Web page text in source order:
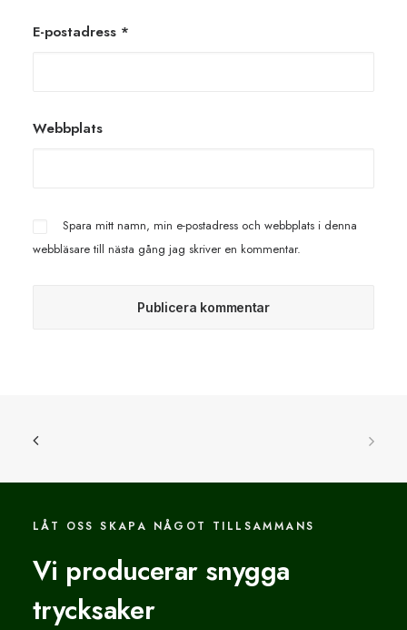
E-postadress *
Webbplats
Spara mitt namn, min e-postadress och webbplats i denna
webbläsare till nästa gång jag skriver en kommentar.
LÅT OSS SKAPA NÅGOT TILLSAMMANS
Vi producerar snygga
trycksaker